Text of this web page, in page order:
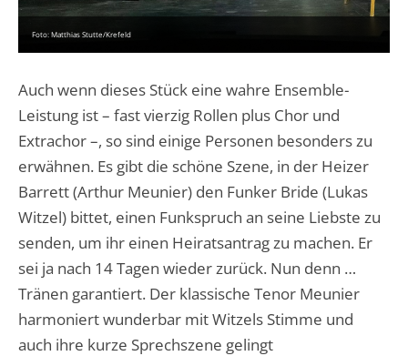
Foto: Matthias Stutte/Krefeld
Auch wenn dieses Stück eine wahre Ensemble-
Leistung ist – fast vierzig Rollen plus Chor und
Extrachor –, so sind einige Personen besonders zu
erwähnen. Es gibt die schöne Szene, in der Heizer
Barrett (Arthur Meunier) den Funker Bride (Lukas
Witzel) bittet, einen Funkspruch an seine Liebste zu
senden, um ihr einen Heiratsantrag zu machen. Er
sei ja nach 14 Tagen wieder zurück. Nun denn …
Tränen garantiert. Der klassische Tenor Meunier
harmoniert wunderbar mit Witzels Stimme und
auch ihre kurze Sprechszene gelingt